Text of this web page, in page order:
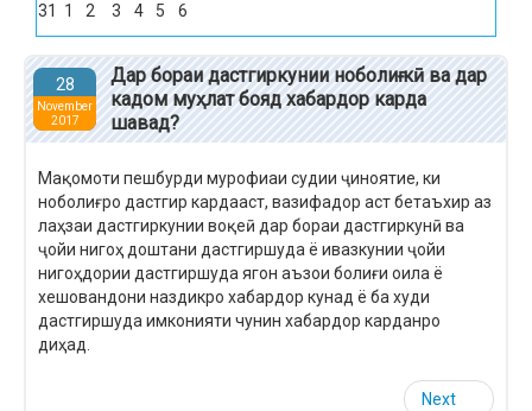
31
1 2 3 4 5 6
28
November
2017
Дар бораи дастгиркунии ноболиғ кӣ ва дар
кадом муҳлат бояд хабардор карда
шавад?
Мақомоти пешбурди мурофиаи судии ҷиноятие, ки
ноболиғро дастгир кардааст, вазифадор аст бетаъхир аз
лаҳзаи дастгиркунии воқеӣ дар бораи дастгиркунӣ ва
ҷойи нигоҳ доштани дастгиршуда ё ивазкунии ҷойи
нигоҳдории дастгиршуда ягон аъзои болиғи оила ё
хешовандони наздикро хабардор кунад ё ба худи
дастгиршуда имконияти чунин хабардор карданро
диҳад.
Next